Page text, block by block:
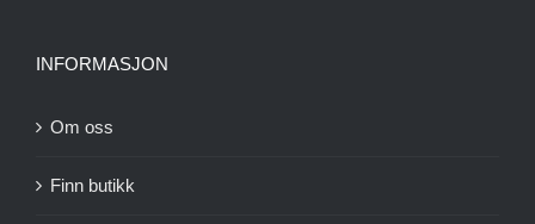
INFORMASJON
Om oss
Finn butikk